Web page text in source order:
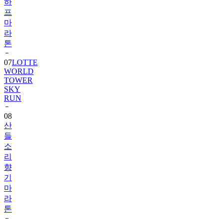
하
프
마
라
톤
07LOTTE
WORLD
TOWER
SKY
RUN
08
산
들
소
리
향
기
마
라
톤